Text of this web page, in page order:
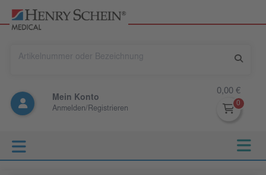
Mein Konto
Anmelden/Registrieren
0,00 €